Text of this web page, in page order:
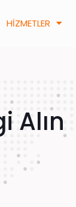
HİZMETLER
Alın